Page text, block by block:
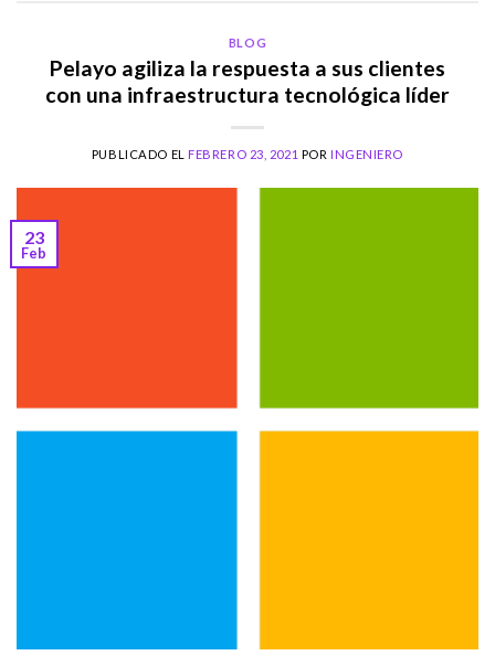
BLOG
Pelayo agiliza la respuesta a sus clientes
con una infraestructura tecnológica líder
PUBLICADO ELFEBRERO 23, 2021 POR INGENIERO
23
Feb